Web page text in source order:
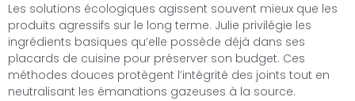
Les solutions écologiques agissent souvent mieux que les
produits agressifs sur le long terme. Julie privilégie les
ingrédients basiques qu’elle possède déjà dans ses
placards de cuisine pour préserver son budget. Ces
méthodes douces protègent l’intégrité des joints tout en
neutralisant les émanations gazeuses à la source.